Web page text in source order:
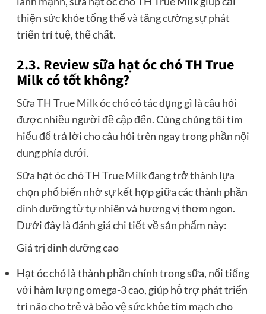
thiện sức khỏe tổng thể và tăng cường sự phát
triển trí tuệ, thể chất.
2.3. Review sữa hạt óc chó TH True
Milk có tốt không?
Sữa TH True Milk óc chó có tác dụng gì là câu hỏi
được nhiều người đề cập đến. Cùng chúng tôi tìm
hiểu để trả lời cho câu hỏi trên ngay trong phần nội
dung phía dưới.
Sữa hạt óc chó TH True Milk đang trở thành lựa
chọn phổ biến nhờ sự kết hợp giữa các thành phần
dinh dưỡng từ tự nhiên và hương vị thơm ngon.
Dưới đây là đánh giá chi tiết về sản phẩm này:
Giá trị dinh dưỡng cao
Hạt óc chó là thành phần chính trong sữa, nổi tiếng
với hàm lượng omega-3 cao, giúp hỗ trợ phát triển
trí não cho trẻ và bảo vệ sức khỏe tim mạch cho